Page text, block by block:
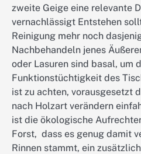
zweite Geige eine relevante
vernachlässigt Entstehen
Reinigung mehr noch
Nachbehandeln jenes
oder Lasuren sind basal, um
Funktionstüchtigkeit des
ist zu achten, vorausgesetzt
nach Holzart verändern
ist die ökologische
Forst, dass es genug damit
Rinnen stammt, ein